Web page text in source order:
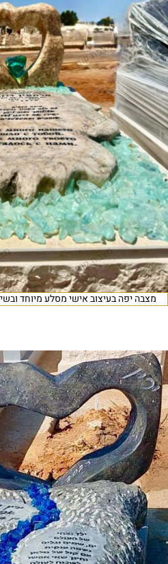
מצבה יפה בעיצוב אישי מסלע מיוחד